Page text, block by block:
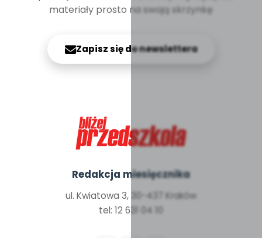
materiały prosto na swoją skrzynkę
Zapisz się do newslettera
Redakcja miesięcznika
ul. Kwiatowa 3, 30-437 Kraków
tel: 12 631 04 10